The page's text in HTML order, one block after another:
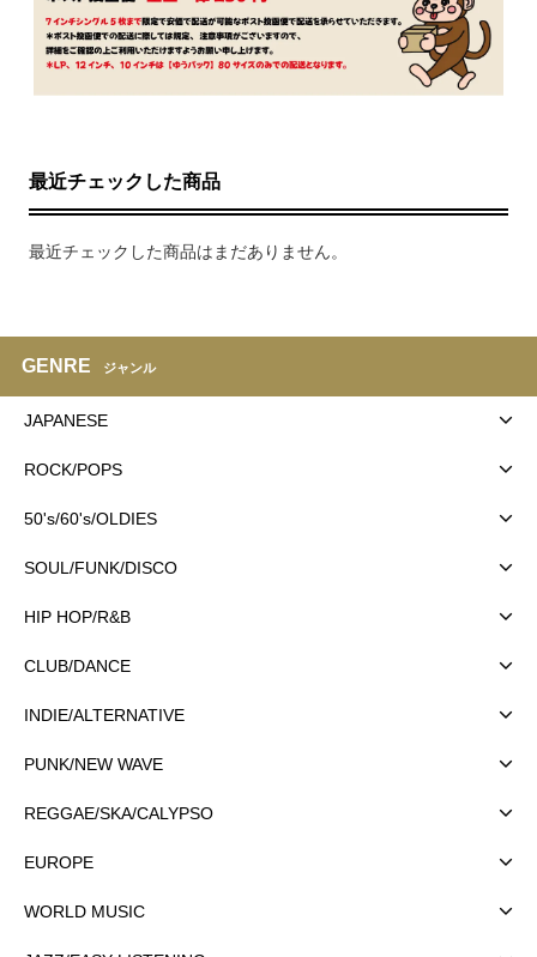
最近チェックした商品
最近チェックした商品はまだありません。
GENRE ジャンル
JAPANESE
ROCK/POPS
50's/60's/OLDIES
SOUL/FUNK/DISCO
HIP HOP/R&B
CLUB/DANCE
INDIE/ALTERNATIVE
PUNK/NEW WAVE
REGGAE/SKA/CALYPSO
EUROPE
WORLD MUSIC